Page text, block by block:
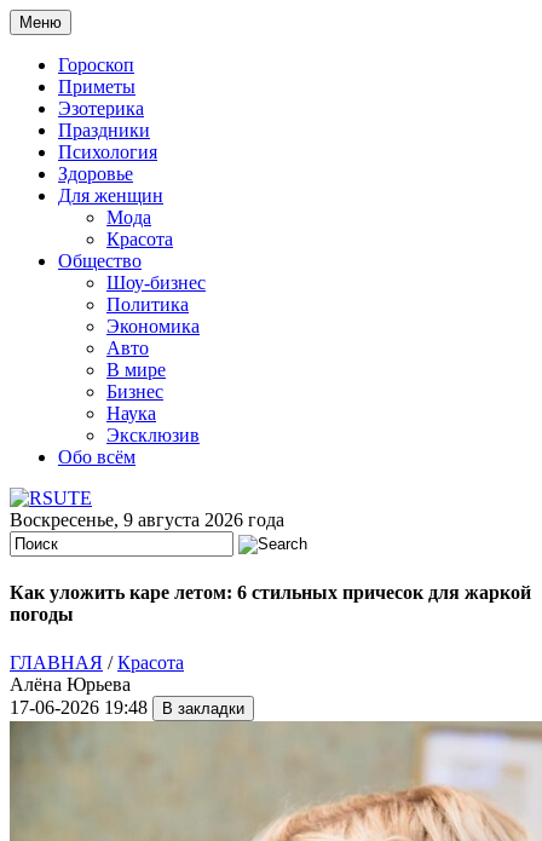
Меню
Гороскоп
Приметы
Эзотерика
Праздники
Психология
Здоровье
Для женщин
Мода
Красота
Общество
Шоу-бизнес
Политика
Экономика
Авто
В мире
Бизнес
Наука
Эксклюзив
Обо всём
Воскресенье, 9 августа 2026 года
Как уложить каре летом: 6 стильных причесок для жаркой
погоды
ГЛАВНАЯ /Красота
Алёна Юрьева
17-06-2026 19:48